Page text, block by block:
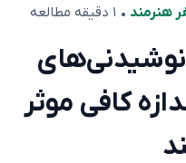
هنرمند • ۱ دقیقه مطالعه
کافی موثر